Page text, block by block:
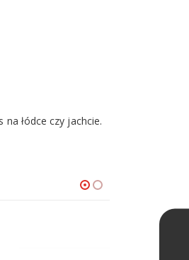
łódce czy jachcie.